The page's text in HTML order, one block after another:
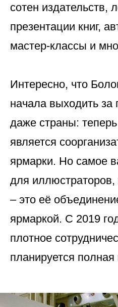
сотен издательств,
презентации книг,
мастер-классы и
Интересно, что
начала выходить за
даже страны:
является
ярмарки. Но самое
для
– это её
ярмаркой. С 2019
плотное
планируется полная